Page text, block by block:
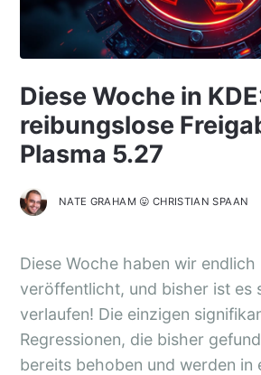
Diese Woche in
reibungslose
Plasma 5.27
NATE GRAHAM 😛 CHRISTIAN SPAAN
Diese Woche haben wir endlich
veröffentlicht, und bisher ist es
verlaufen! Die einzigen
Regressionen, die bisher
bereits behoben und werden in